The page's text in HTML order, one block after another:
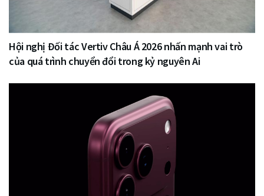
Hội nghị Đối tác Vertiv Châu Á 2026 nhấn mạnh vai trò
của quá trình chuyển đổi trong kỷ nguyên Ai